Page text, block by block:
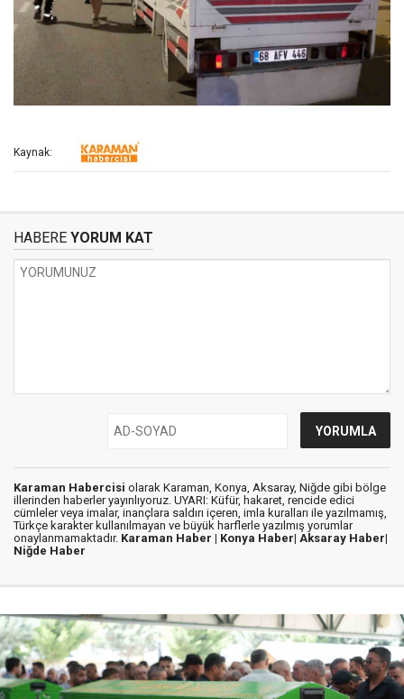
Kaynak:
HABERE YORUM KAT
Karaman Habercisi olarak Karaman, Konya, Aksaray, Niğde gibi bölge
illerinden haberler yayınlıyoruz. UYARI: Küfür, hakaret, rencide edici
cümleler veya imalar, inançlara saldırı içeren, imla kuralları ile yazılmamış,
Türkçe karakter kullanılmayan ve büyük harflerle yazılmış yorumlar
onaylanmamaktadır. Karaman Haber | Konya Haber| Aksaray Haber|
Niğde Haber